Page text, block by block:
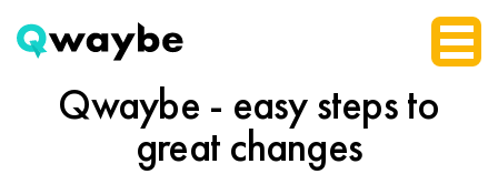
Qwaybe - easy stepsto
great changes